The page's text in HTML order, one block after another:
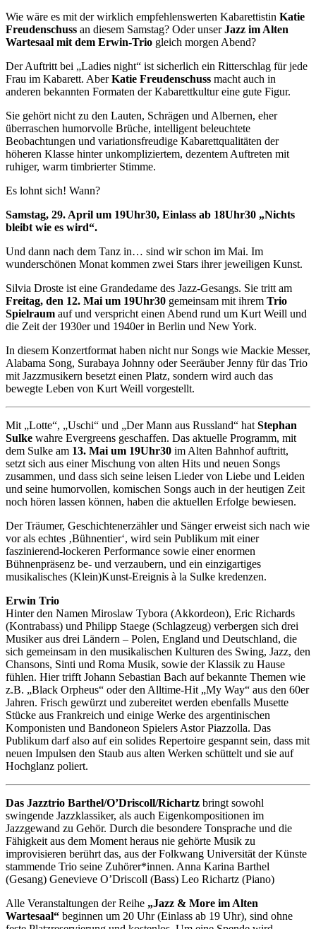
Wie wäre es mit der wirklich empfehlenswerten Kabarettistin Katie
Freudenschuss an diesem Samstag? Oder unserJazz im Alten
Wartesaal mit dem Erwin-Trio gleich morgen Abend?
Der Auftritt bei „Ladies night“ ist sicherlich ein Ritterschlag für jede
Frau im Kabarett. AberKatie Freudenschuss macht auch in
anderen bekannten Formaten der Kabarettkultur eine gute Figur.
Sie gehört nicht zu den Lauten, Schrägen und Albernen, eher
überraschen humorvolle Brüche, intelligent beleuchtete
Beobachtungen und variationsfreudige Kabarettqualitäten der
höheren Klasse hinter unkompliziertem, dezentem Auftreten mit
ruhiger, warm timbrierter Stimme.
Es lohnt sich! Wann?
Samstag, 29. April um 19Uhr30, Einlass ab 18Uhr30 „Nichts
bleibt wie es wird“.
Und dann nach dem Tanz in… sind wir schon im Mai. Im
wunderschönen Monat kommen zwei Stars ihrer jeweiligen Kunst.
Silvia Droste ist eine Grandedame des Jazz-Gesangs. Sie tritt am
Freitag, den 12. Mai um 19Uhr30 gemeinsam mit ihrem Trio
Spielraum auf und verspricht einen Abend rund um Kurt Weill und
die Zeit der 1930er und 1940er in Berlin und New York.
In diesem Konzertformat haben nicht nur Songs wie Mackie Messer,
Alabama Song, Surabaya Johnny oder Seeräuber Jenny für das Trio
mit Jazzmusikern besetzt einen Platz, sondern wird auch das
bewegte Leben von Kurt Weill vorgestellt.
Mit „Lotte“, „Uschi“ und „Der Mann aus Russland“ hat Stephan
Sulke wahre Evergreens geschaffen. Das aktuelle Programm, mit
dem Sulke am 13. Mai um 19Uhr30 im Alten Bahnhof auftritt,
setzt sich aus einer Mischung von alten Hits und neuen Songs
zusammen, und dass sich seine leisen Lieder von Liebe und Leiden
und seine humorvollen, komischen Songs auch in der heutigen Zeit
noch hören lassen können, haben die aktuellen Erfolge bewiesen.
Der Träumer, Geschichtenerzähler und Sänger erweist sich nach wie
vor als echtes ‚Bühnentier‘, wird sein Publikum mit einer
faszinierend-lockeren Performance sowie einer enormen
Bühnenpräsenz be- und verzaubern, und ein einzigartiges
musikalisches (Klein)Kunst-Ereignis à la Sulke kredenzen.
Erwin Trio
Hinter den Namen Miroslaw Tybora (Akkordeon), Eric Richards
(Kontrabass) und Philipp Staege (Schlagzeug) verbergen sich drei
Musiker aus drei Ländern – Polen, England und Deutschland, die
sich gemeinsam in den musikalischen Kulturen des Swing, Jazz, den
Chansons, Sinti und Roma Musik, sowie der Klassik zu Hause
fühlen. Hier trifft Johann Sebastian Bach auf bekannte Themen wie
z.B. „Black Orpheus“ oder den Alltime-Hit „My Way“ aus den 60er
Jahren. Frisch gewürzt und zubereitet werden ebenfalls Musette
Stücke aus Frankreich und einige Werke des argentinischen
Komponisten und Bandoneon Spielers Astor Piazzolla. Das
Publikum darf also auf ein solides Repertoire gespannt sein, dass mit
neuen Impulsen den Staub aus alten Werken schüttelt und sie auf
Hochglanz poliert.
Das Jazztrio Barthel/O’Driscoll/Richartz bringt sowohl
swingende Jazzklassiker, als auch Eigenkompositionen im
Jazzgewand zu Gehör. Durch die besondere Tonsprache und die
Fähigkeit aus dem Moment heraus nie gehörte Musik zu
improvisieren berührt das, aus der Folkwang Universität der Künste
stammende Trio seine Zuhörer*innen. Anna Karina Barthel
(Gesang) Genevieve O’Driscoll (Bass) Leo Richartz (Piano)
Alle Veranstaltungen der Reihe „Jazz & More im Alten
Wartesaal“ beginnen um 20 Uhr (Einlass ab 19 Uhr), sind ohne